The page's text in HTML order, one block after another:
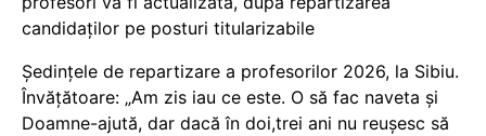
candidaților pe posturi titularizabile
Ședințele de repartizare a profesorilor 2026, la Sibiu.
Învățătoare: „Am zis iau ce este. O să fac naveta și
Doamne-ajută, dar dacă în doi,trei ani nu reușesc să